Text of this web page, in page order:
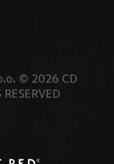
o.o. © 2026 CD